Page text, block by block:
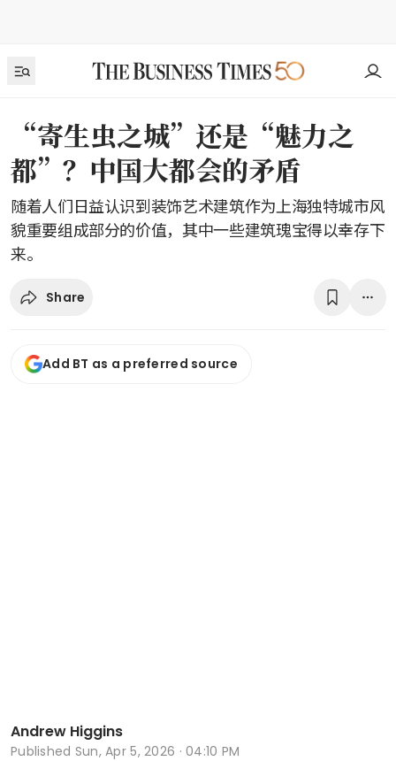
“寄生虫之城”还是“魅力之
都”？中国大都会的矛盾
随着人们日益认识到装饰艺术建筑作为上海独特城市风
貌重要组成部分的价值，其中一些建筑瑰宝得以幸存下
来。
Share
Add BT as a preferred source
Andrew Higgins
Published Sun, Apr 5, 2026 · 04:10 PM